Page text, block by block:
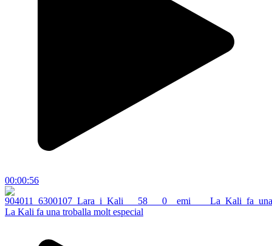
00:00:56
La Kali fa una troballa molt especial